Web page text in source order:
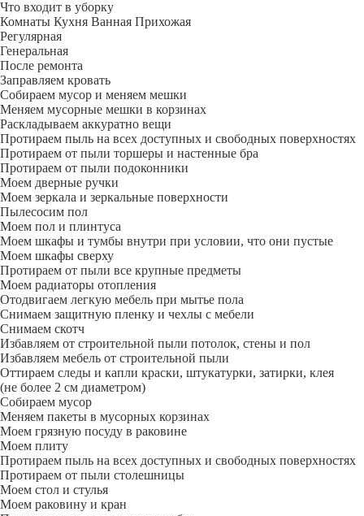
Что входит в уборку
Регу­лярная
Гене­ральная
После ремонта
Заправляем кровать
Собираем мусор и меняем мешки
Меняем мусорные мешки в корзинах
Раскладываем аккуратно вещи
Протираем пыль на всех доступных и свободных поверхностях
Протираем от пыли торшеры и настенные бра
Протираем от пыли подоконники
Моем дверные ручки
Моем зеркала и зеркальные поверхности
Пылесосим пол
Моем пол и плинтуса
Моем шкафы и тумбы внутри при условии, что они пустые
Моем шкафы сверху
Протираем от пыли все крупные предметы
Моем радиаторы отопления
Отодвигаем легкую мебель при мытье пола
Снимаем защитную пленку и чехлы с мебели
Снимаем скотч
Избавляем от строительной пыли потолок, стены и пол
Избавляем мебель от строительной пыли
Оттираем следы и капли краски, штукатурки, затирки, клея
(не более 2 см диаметром)
Собираем мусор
Меняем пакеты в мусорных корзинах
Моем грязную посуду в раковине
Моем плиту
Протираем пыль на всех доступных и свободных поверхностях
Протираем от пыли столешницы
Моем стол и стулья
Моем раковину и кран